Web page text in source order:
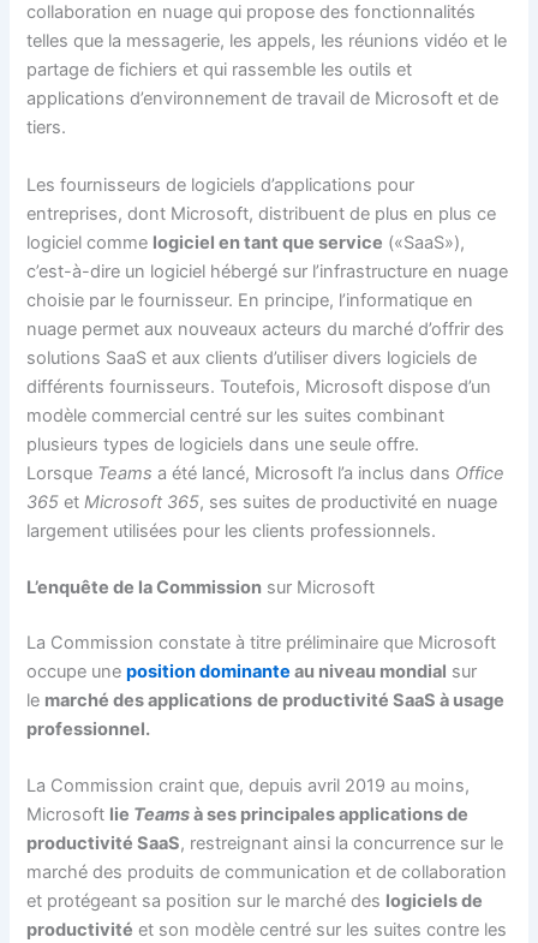
collaboration en nuage qui propose des fonctionnalités
telles que la messagerie, les appels, les réunions vidéo et le
partage de fichiers et qui rassemble les outils et
applications d’environnement de travail de Microsoft et de
tiers.
Les fournisseurs de logiciels d’applications pour
entreprises, dont Microsoft, distribuent de plus en plus ce
logiciel comme logiciel en tant que service («SaaS»),
c’est-à-dire un logiciel hébergé sur l’infrastructure en nuage
choisie par le fournisseur. En principe, l’informatique en
nuage permet aux nouveaux acteurs du marché d’offrir des
solutions SaaS et aux clients d’utiliser divers logiciels de
différents fournisseurs. Toutefois, Microsoft dispose d’un
modèle commercial centré sur les suites combinant
plusieurs types de logiciels dans une seule offre.
Lorsque Teams a été lancé, Microsoft l’a inclus dans Office
365 etMicrosoft 365, ses suites de productivité en nuage
largement utilisées pour les clients professionnels.
L’enquête de la Commission sur Microsoft
La Commission constate à titre préliminaire que Microsoft
occupe uneposition dominante au niveau mondial sur
le marché des applications de productivité SaaS à usage
professionnel.
La Commission craint que, depuis avril 2019 au moins,
Microsoft lie Teamsà ses principales applications de
productivité SaaS, restreignant ainsi la concurrence sur le
marché des produits de communication et de collaboration
et protégeant sa position sur le marché des logiciels de
productivité et son modèle centré sur les suites contre les